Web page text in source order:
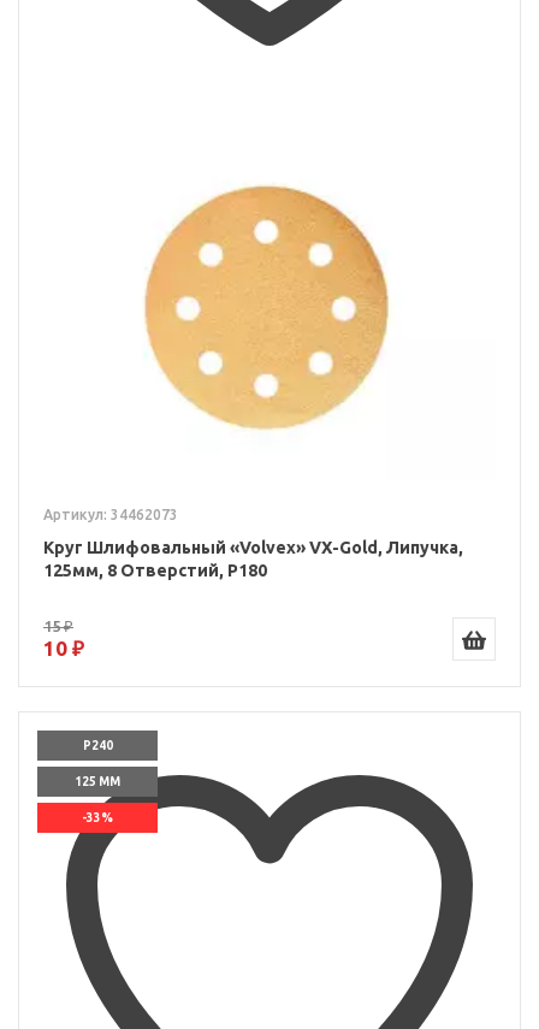
Артикул: 34462073
Круг Шлифовальный «Volvex» VX-Gold, Липучка,
125мм, 8 Отверстий, P180
15 ₽
10 ₽
P240
125 ММ
-33%